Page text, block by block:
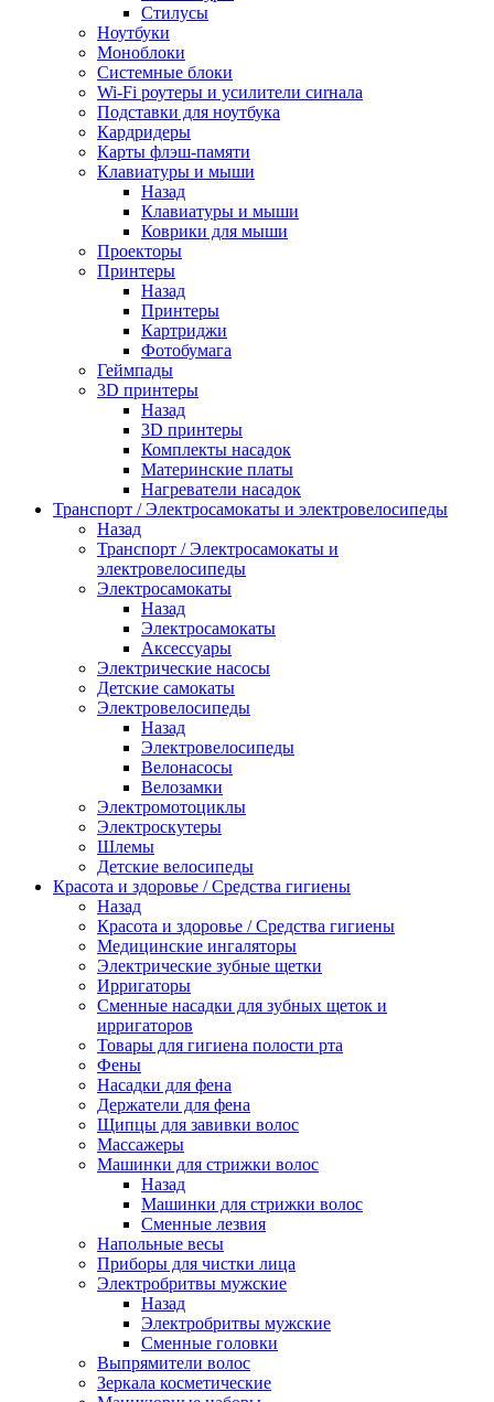
Стилусы
Ноутбуки
Моноблоки
Системные блоки
Wi-Fi роутеры и усилители сиrнала
Подставки для ноутбука
Кардридеры
Карты флэш-памяти
Клавиатуры и мыши
Назад
Клавиатуры и мыши
Коврики для мыши
Проекторы
Принтеры
Назад
Принтеры
Картриджи
Фотобумага
Геймпады
3D принтеры
Назад
3D принтеры
Комплекты насадок
Материнские платы
Нагреватели насадок
Транспорт / Электросамокаты и электровелосипеды
Назад
Транспорт / Электросамокаты и
электровелосипеды
Электросамокаты
Назад
Электросамокаты
Аксессуары
Электрические насосы
Детские самокаты
Электровелосипеды
Назад
Электровелосипеды
Велонасосы
Велозамки
Электромотоциклы
Электроскутеры
Шлемы
Детские велосипеды
Красота и здоровье / Средства гигиены
Назад
Красота и здоровье / Средства гигиены
Медицинские ингаляторы
Электрические зубные щетки
Ирригаторы
Сменные насадки для зубных щеток и
ирригаторов
Товары для гигиена полости рта
Фены
Насадки для фена
Держатели для фена
Щипцы для завивки волос
Массажеры
Машинки для стрижки волос
Назад
Машинки для стрижки волос
Сменные лезвия
Напольные весы
Приборы для чистки лица
Электробритвы мужские
Назад
Электробритвы мужские
Сменные головки
Выпрямители волос
Зеркала косметические